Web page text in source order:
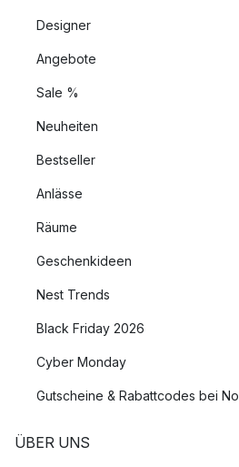
Designer
Angebote
Sale %
Neuheiten
Bestseller
Anlässe
Räume
Geschenkideen
Nest Trends
Black Friday 2026
Cyber Monday
Gutscheine & Rabattcodes bei
ÜBER UNS